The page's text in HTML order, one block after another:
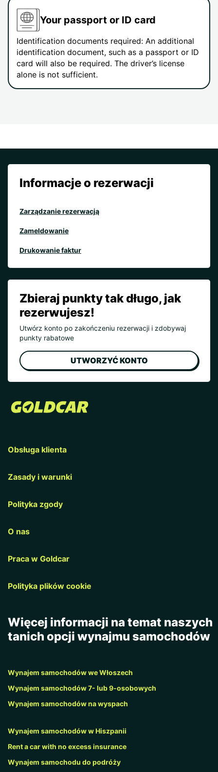
Your passport or ID card
Identification documents required: An additional
identification document, such as a passport or ID
card will also be required. The driver’s license
alone is not sufficient.
Informacje o rezerwacji
Zarządzanie rezerwacją
Zameldowanie
Drukowanie faktur
Zbieraj punkty tak długo, jak
rezerwujesz!
Utwórz konto po zakończeniu rezerwacji i zdobywaj
punkty rabatowe
UTWORZYĆ KONTO
Obsługa klienta
Zasady i warunki
Polityka zgody
O nas
Praca w Goldcar
Polityka plików cookie
Więcej informacji na temat naszych
tanich opcji wynajmu samochodów
Wynajem samochodów we Włoszech
Wynajem samochodów 7- lub 9-osobowych
Wynajem samochodów na wyspach
Wynajem samochodów w Hiszpanii
Rent a car with no excess insurance
Wynajem samochodu do podróży